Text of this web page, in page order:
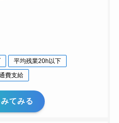
平均残業20h以下
費支給
てみる